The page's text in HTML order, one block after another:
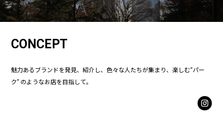
CONCEPT
魅力あるブランドを発見、紹介し、色々な人たちが集まり、楽しむ“パー
ク” のようなお店を目指して。